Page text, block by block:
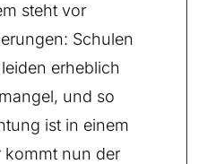
steht vor
Schulen
erheblich
und so
ist in einem
kommt nun der